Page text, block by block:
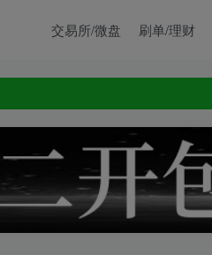
交易所/微盘 刷单/理财